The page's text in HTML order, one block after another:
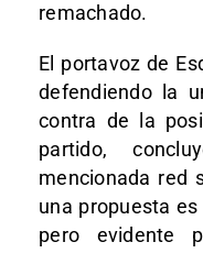
remachado.
El portavoz de
defendiendo la
contra de la
partido,
mencionada red
una propuesta
pero evidente